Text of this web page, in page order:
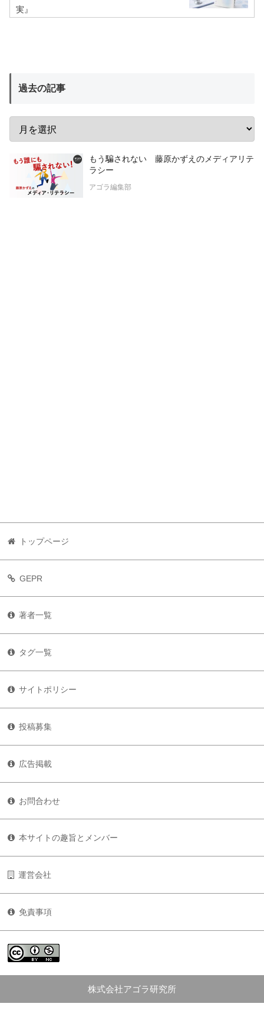
実』
過去の記事
もう騙されない 藤原かずえのメディアリテ
ラシー
アゴラ編集部
トップページ
GEPR
著者一覧
タグ一覧
サイトポリシー
投稿募集
広告掲載
お問合わせ
本サイトの趣旨とメンバー
運営会社
免責事項
株式会社アゴラ研究所